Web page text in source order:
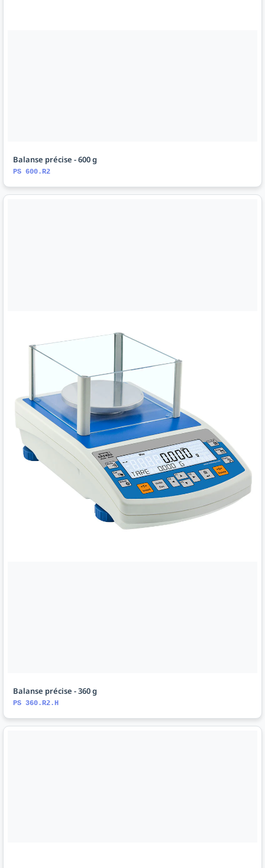
Balanse précise - 600 g
PS 600.R2
Balanse précise - 360 g
PS 360.R2.H